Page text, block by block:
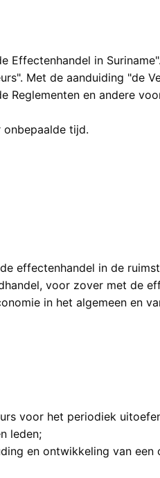
Effectenhandel in
Met de aanduiding "de
Reglementen en andere
onbepaalde tijd.
effectenhandel in de
voor zover met de
in het algemeen en
voor het periodiek
leden;
en ontwikkeling van een